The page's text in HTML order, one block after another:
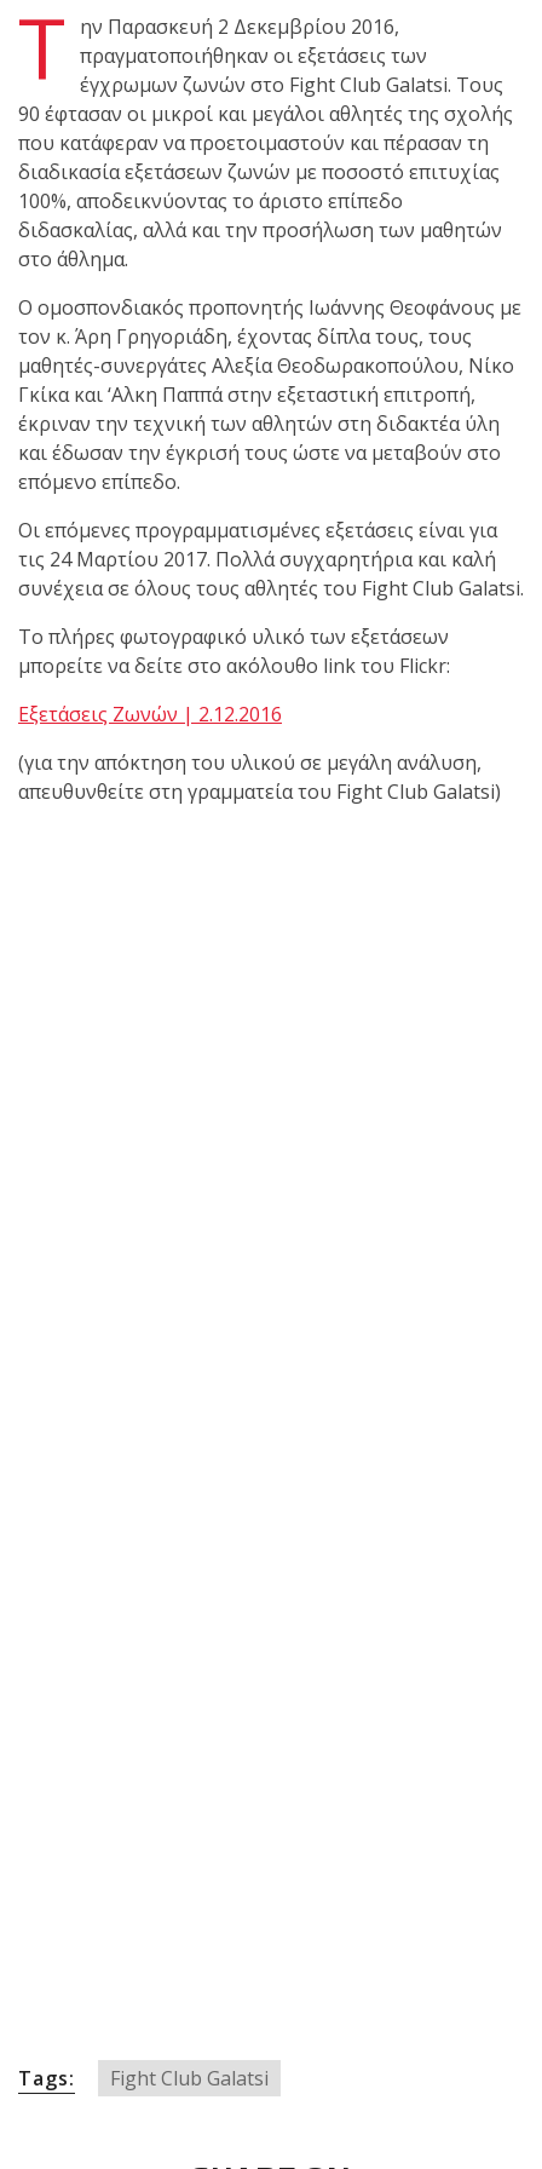
Ιωάννη
Θεοφάνους
με την υποστήριξη της
Sejoy Hellas.
Οι αθλητές
του Fight
Club Galatsi
ολοκλήρωσαν με επιτυχία
τις καλοκαιρινές
εξετάσεις έγχρωμων
ζωνών!
Με μεγάλη
επιτυχία
πραγματοποιήθηκε το
Brazilian Jiu-Jitsu με τον
Grand Master Reyson
Gracie στο Fight Club
Galatsi!
Ο
Τ
ην Παρασκευή 2 Δεκεμβρίου 2016,
πραγματοποιήθηκαν οι εξετάσεις των
έγχρωμων ζωνών στο Fight Club Galatsi. Τους
90 έφτασαν οι μικροί και μεγάλοι αθλητές της σχολής
που κατάφεραν να προετοιμαστούν και πέρασαν τη
διαδικασία εξετάσεων ζωνών με ποσοστό επιτυχίας
100%, αποδεικνύοντας το άριστο επίπεδο
διδασκαλίας, αλλά και την προσήλωση των μαθητών
στο άθλημα.
Ο ομοσπονδιακός προπονητής Ιωάννης Θεοφάνους με
τον κ. Άρη Γρηγοριάδη, έχοντας δίπλα τους, τους
μαθητές-συνεργάτες Αλεξία Θεοδωρακοπούλου, Νίκο
Γκίκα και ‘Αλκη Παππά στην εξεταστική επιτροπή,
έκριναν την τεχνική των αθλητών στη διδακτέα ύλη
και έδωσαν την έγκρισή τους ώστε να μεταβούν στο
επόμενο επίπεδο.
Οι επόμενες προγραμματισμένες εξετάσεις είναι για
τις 24 Μαρτίου 2017. Πολλά συγχαρητήρια και καλή
συνέχεια σε όλους τους αθλητές του Fight Club Galatsi.
Το πλήρες φωτογραφικό υλικό των εξετάσεων
μπορείτε να δείτε στο ακόλουθο link του Flickr:
Εξετάσεις Ζωνών | 2.12.2016
(για την απόκτηση του υλικού σε μεγάλη ανάλυση,
απευθυνθείτε στη γραμματεία του Fight Club Galatsi)
Tags: Fight Club Galatsi